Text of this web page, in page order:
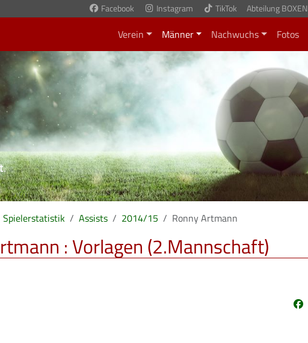
Facebook Instagram TikTok Abteilung BOXEN
Verein Männer Nachwuchs Fotos
.
Spielerstatistik Assists 2014/15 Ronny Artmann
: Vorlagen (2.Mannschaft)